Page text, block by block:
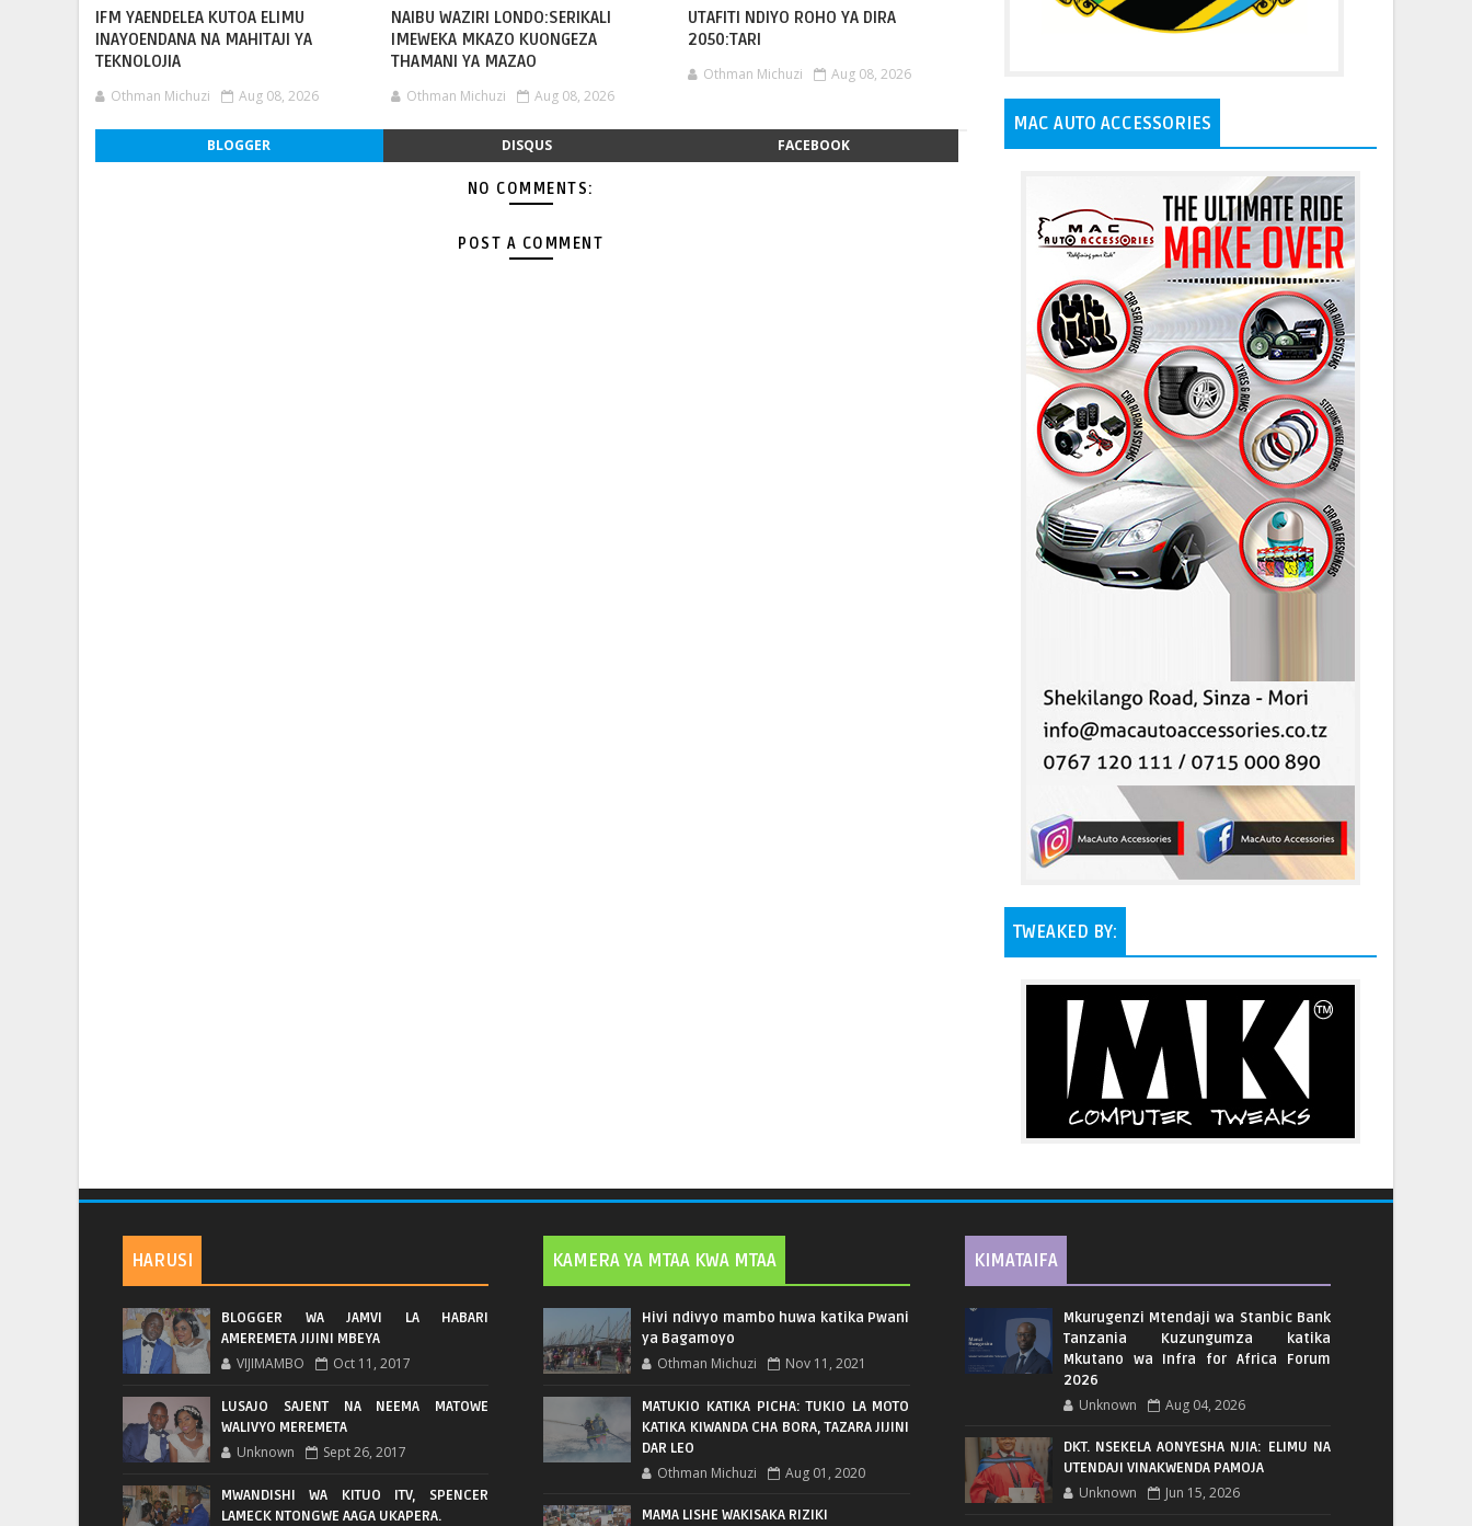
IFM YAENDELEA KUTOA ELIMU
INAYOENDANA NA MAHITAJI YA
TEKNOLOJIA
Othman Michuzi Aug 08, 2026
NAIBU WAZIRI LONDO:SERIKALI
IMEWEKA MKAZO KUONGEZA
THAMANI YA MAZAO
Othman Michuzi Aug 08, 2026
UTAFITI NDIYO ROHO YA DIRA
2050:TARI
Othman Michuzi Aug 08, 2026
BLOGGER DISQUS FACEBOOK
NO COMMENTS:
POST A COMMENT
MAC AUTO ACCESSORIES
TWEAKED BY:
HARUSI
BLOGGER WA JAMVI LA HABARI
AMEREMETA JIJINI MBEYA
VIJIMAMBO Oct 11, 2017
LUSAJO SAJENT NA NEEMA MATOWE
WALIVYO MEREMETA
Unknown Sept 26, 2017
MWANDISHI WA KITUO ITV, SPENCER
LAMECK NTONGWE AAGA UKAPERA.
KAMERA YA MTAA KWA MTAA
Hivi ndivyo mambo huwa katika Pwani
ya Bagamoyo
Othman Michuzi Nov 11, 2021
MATUKIO KATIKA PICHA: TUKIO LA MOTO
KATIKA KIWANDA CHA BORA, TAZARA JIJINI
DAR LEO
Othman Michuzi Aug 01, 2020
MAMA LISHE WAKISAKA RIZIKI
KIMATAIFA
Mkurugenzi Mtendaji wa Stanbic Bank
Tanzania Kuzungumza katika
Mkutano wa Infra for Africa Forum
2026
Unknown Aug 04, 2026
DKT. NSEKELA AONYESHA NJIA: ELIMU NA
UTENDAJI VINAKWENDA PAMOJA
Unknown Jun 15, 2026